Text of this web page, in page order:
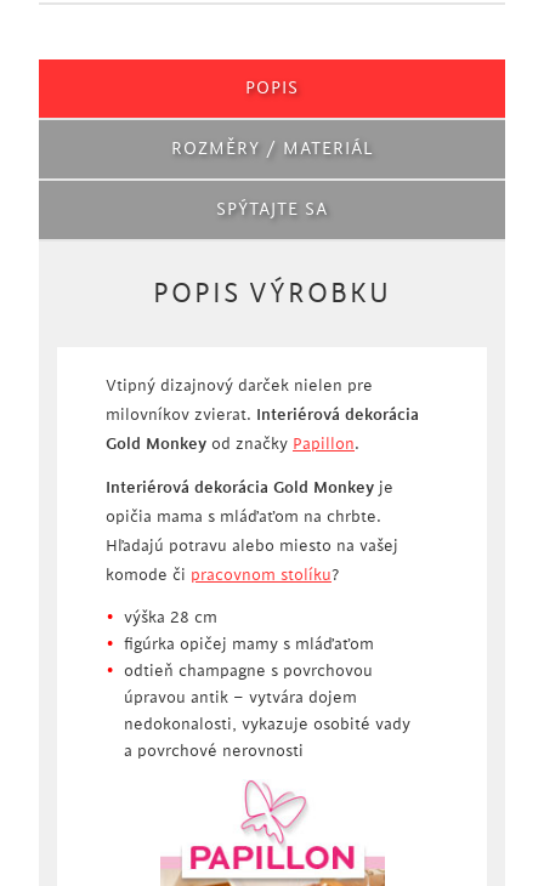
POPIS
ROZMĚRY / MATERIÁL
SPÝTAJTE SA
POPIS VÝROBKU
Vtipný dizajnový darček nielen pre
milovníkov zvierat. Interiérová dekorácia
Gold Monkey od značky Papillon.
Interiérová dekorácia Gold Monkey je
opičia mama s mláďaťom na chrbte.
Hľadajú potravu alebo miesto na vašej
komode či pracovnom stolíku?
výška 28 cm
figúrka opičej mamy s mláďaťom
odtieň champagne s povrchovou
úpravou antik – vytvára dojem
nedokonalosti, vykazuje osobité vady
a povrchové nerovnosti